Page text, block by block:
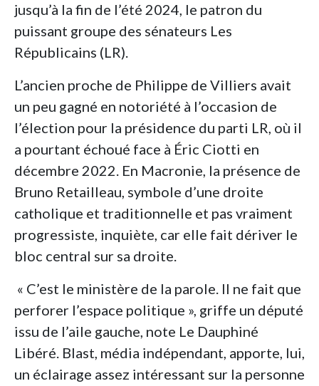
jusqu’à la fin de l’été 2024, le patron du
puissant groupe des sénateurs Les
Républicains (LR).
L’ancien proche de Philippe de Villiers avait
un peu gagné en notoriété à l’occasion de
l’élection pour la présidence du parti LR, où il
a pourtant échoué face à Éric Ciotti en
décembre 2022. En Macronie, la présence de
Bruno Retailleau, symbole d’une droite
catholique et traditionnelle et pas vraiment
progressiste, inquiète, car elle fait dériver le
bloc central sur sa droite.
« C’est le ministère de la parole. Il ne fait que
perforer l’espace politique », griffe un député
issu de l’aile gauche, note Le Dauphiné
Libéré. Blast, média indépendant, apporte, lui,
un éclairage assez intéressant sur la personne